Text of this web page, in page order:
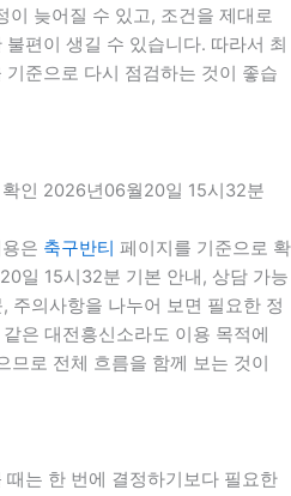
이 늦어질 수 있고, 조건을 제대로
편이 생길 수 있습니다. 따라서 최
준으로 다시 점검하는 것이 좋습
인 2026년06월20일 15시32분
은 축구반티 페이지를 기준으로 확
일 15시32분 기본 안내, 상담 가능
주의사항을 나누어 보면 필요한 정
은 대전흥신소라도 이용 목적에
므로 전체 흐름을 함께 보는 것이
는 한 번에 결정하기보다 필요한